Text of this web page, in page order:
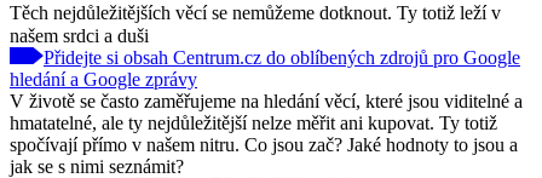
Těch nejdůležitějších věcí se nemůžeme dotknout. Ty totiž leží v
našem srdci a duši
Přidejte si obsah Centrum.cz do oblíbených zdrojů pro Google
hledání a Google zprávy
V životě se často zaměřujeme na hledání věcí, které jsou viditelné a
hmatatelné, ale ty nejdůležitější nelze měřit ani kupovat. Ty totiž
spočívají přímo v našem nitru. Co jsou zač? Jaké hodnoty to jsou a
jak se s nimi seznámit?